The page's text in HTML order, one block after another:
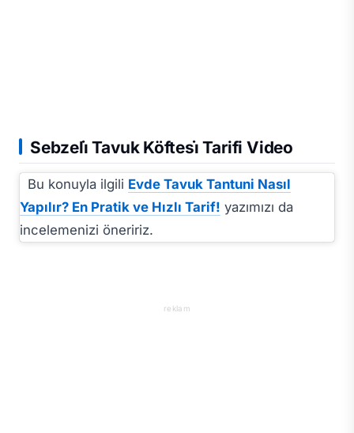
Sebzeli̇ Tavuk Köftesi̇ Tarifi Video
Bu konuyla ilgili Evde Tavuk Tantuni Nasıl
Yapılır? En Pratik ve Hızlı Tarif! yazımızı da
incelemenizi öneririz.
reklam